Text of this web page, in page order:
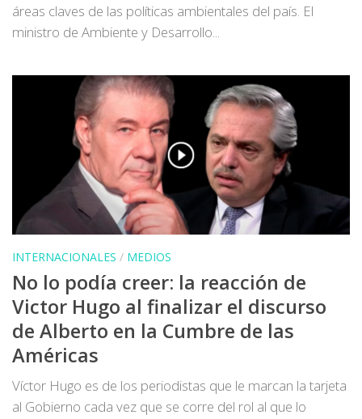
áreas claves de las políticas ambientales del país. El
ministro de Ambiente y Desarrollo...
INTERNACIONALES / MEDIOS
No lo podía creer: la reacción de
Victor Hugo al finalizar el discurso
de Alberto en la Cumbre de las
Américas
Víctor Hugo es de los periodistas que le marcan la tarjeta
al Gobierno cada vez que se corre del rol al que lo